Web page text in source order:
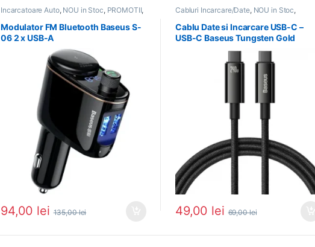
Incarcatoare Auto, NOU in Stoc, PROMOTII,
Modulator FM Bluetooth Baseus S-
06 2 x USB-A
94,00 lei 135,00lei
Cabluri Incarcare/Date, NOU in Stoc,
Cablu Date si Incarcare USB-C –
USB-C Baseus Tungsten Gold
240W 2m Negru
49,00 lei 69,00lei